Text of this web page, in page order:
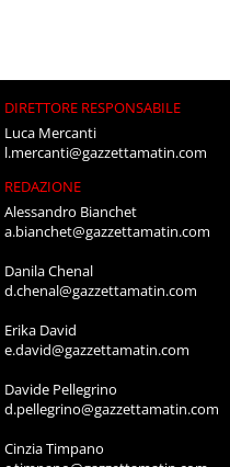
DIRETTORE RESPONSABILE
Luca Mercanti
l.mercanti@gazzettamatin.com
REDAZIONE
Alessandro Bianchet
a.bianchet@gazzettamatin.com
Danila Chenal
d.chenal@gazzettamatin.com
Erika David
e.david@gazzettamatin.com
Davide Pellegrino
d.pellegrino@gazzettamatin.com
Cinzia Timpano